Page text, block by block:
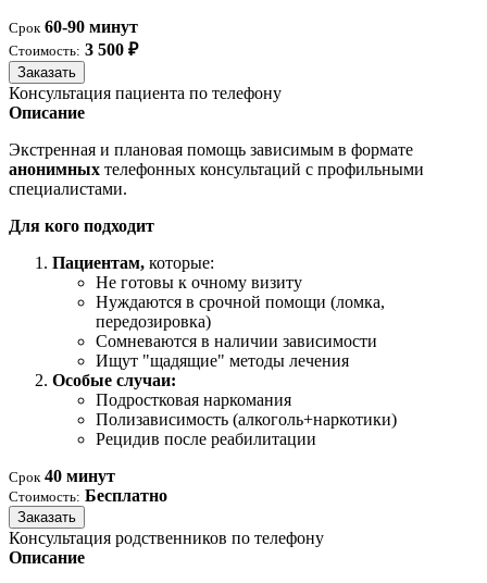
Срок 60-90 минут
Стоимость: 3 500 ₽
Заказать
Консультация пациента по телефону
Описание
Экстренная и плановая помощь зависимым в формате
анонимных телефонных консультаций с профильными
специалистами.
Для кого подходит
Пациентам, которые:
Не готовы к очному визиту
Нуждаются в срочной помощи (ломка,
передозировка)
Сомневаются в наличии зависимости
Ищут "щадящие" методы лечения
Особые случаи:
Подростковая наркомания
Полизависимость (алкоголь+наркотики)
Рецидив после реабилитации
Срок 40 минут
Стоимость: Бесплатно
Заказать
Консультация родственников по телефону
Описание